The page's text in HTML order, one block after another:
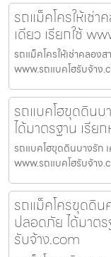
รถแม็คโครให้เช่
เดียว เรียกใช้
รถแม็คโครให้เช่าคลอง
www.รถแบคโฮรับจ้าง
รถแบคโฮขุดดินบ
ได้มาตรฐาน เรีย
รถแบคโฮขุดดินบางรัก
www.รถแบคโฮรับจ้าง
รถแม็คโครขุดดิน
ปลอดภัย ได้มาต
รับจ้าง.com